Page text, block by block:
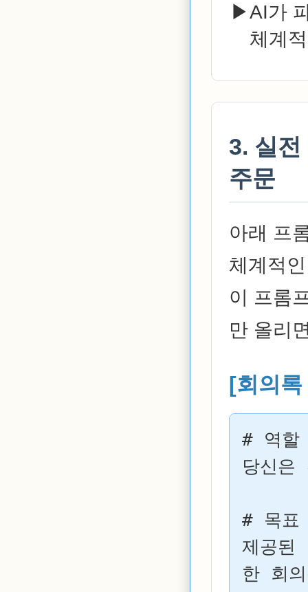
AI가
체계
3. 실
주문
아래 프
체계적
이 프롬
만 올리
[회의
# 역할
당신은
# 목표
제공된
한 회